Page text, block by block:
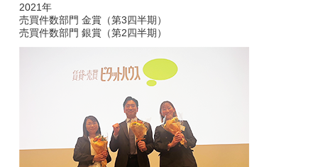
2021年
売買件数部門 金賞（第3四半期）
売買件数部門 銀賞（第2四半期）